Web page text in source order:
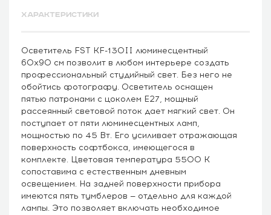
ХАРАКТЕРИСТИКИ
Осветитель FST KF-130II люминесцентный
60x90 см позволит в любом интерьере создать
профессиональный студийный свет. Без него не
обойтись фотографу. Осветитель оснащен
пятью патронами с цоколем E27, мощный
рассеянный световой поток дает мягкий свет. Он
поступает от пяти люминесцентных ламп,
мощностью по 45 Вт. Его усиливает отражающая
поверхность софтбокса, имеющегося в
комплекте. Цветовая температура 5500 К
сопоставима с естественным дневным
освещением. На задней поверхности прибора
имеются пять тумблеров — отдельно для каждой
лампы. Это позволяет включать необходимое